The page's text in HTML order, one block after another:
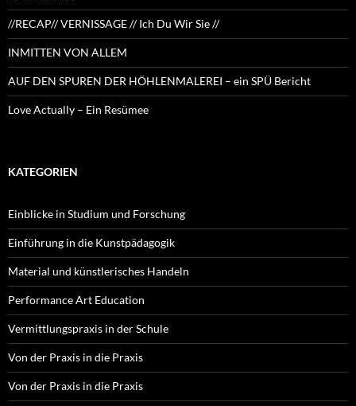
//RECAP// VERNISSAGE // Ich Du Wir Sie //
INMITTEN VON ALLEM
AUF DEN SPUREN DER HÖHLENMALEREI – ein SPÜ Bericht
Love Actually – Ein Resümee
KATEGORIEN
Einblicke in Studium und Forschung
Einführung in die Kunstpädagogik
Material und künstlerisches Handeln
Performance Art Education
Vermittlungspraxis in der Schule
Von der Praxis in die Praxis
Von der Praxis in die Praxis